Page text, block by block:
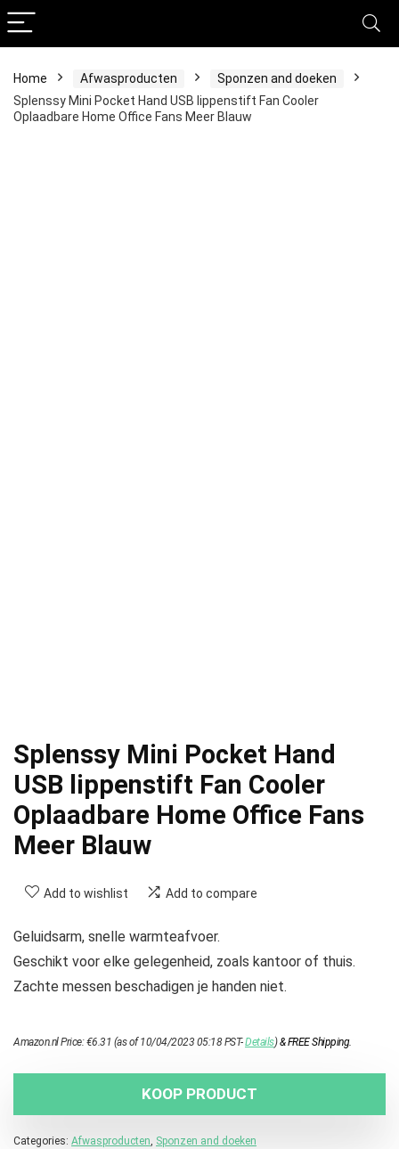
Home Afwasproducten
Sponzen and doeken
Splenssy Mini Pocket Hand USB lippenstift Fan Cooler
Oplaadbare Home Office Fans Meer Blauw
Splenssy Mini Pocket Hand
USB lippenstift Fan Cooler
Oplaadbare Home Office Fans
Meer Blauw
Add to wishlist Add to compare
Geluidsarm, snelle warmteafvoer.
Geschikt voor elke gelegenheid, zoals kantoor of thuis.
Zachte messen beschadigen je handen niet.
Amazon.nl Price:€6.31 (as of 10/04/2023 05:18 PST-Details)&FREE Shipping.
KOOP PRODUCT
Categories: Afwasproducten, Sponzen and doeken